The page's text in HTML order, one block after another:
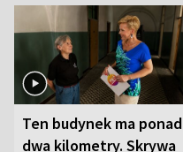
Ten budynek ma ponad
dwa kilometry. Skrywa